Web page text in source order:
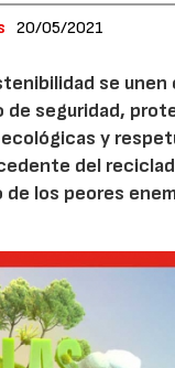
20/05/2021
se unen
de seguridad,
y
del
los peores